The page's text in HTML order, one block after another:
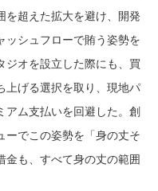
を超えた拡大を避け、開発
ッシュフローで賄う姿勢を
ジオを設立した際にも、買
上げる選択を取り、現地パ
アム支払いを回避した。創
ーでこの姿勢を「身の丈そ
金も、すべて身の丈の範囲